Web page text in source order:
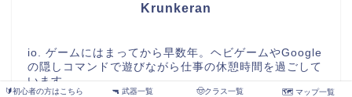
Krunkeran
io. ゲームにはまってから早数年。ヘビゲームやGoogle
の隠しコマンドで遊びながら仕事の休憩時間を過ごして
います。
🔰初心者の方はこちら 🔫 武器一覧 🤠クラス一覧 🗺️ マップ一覧